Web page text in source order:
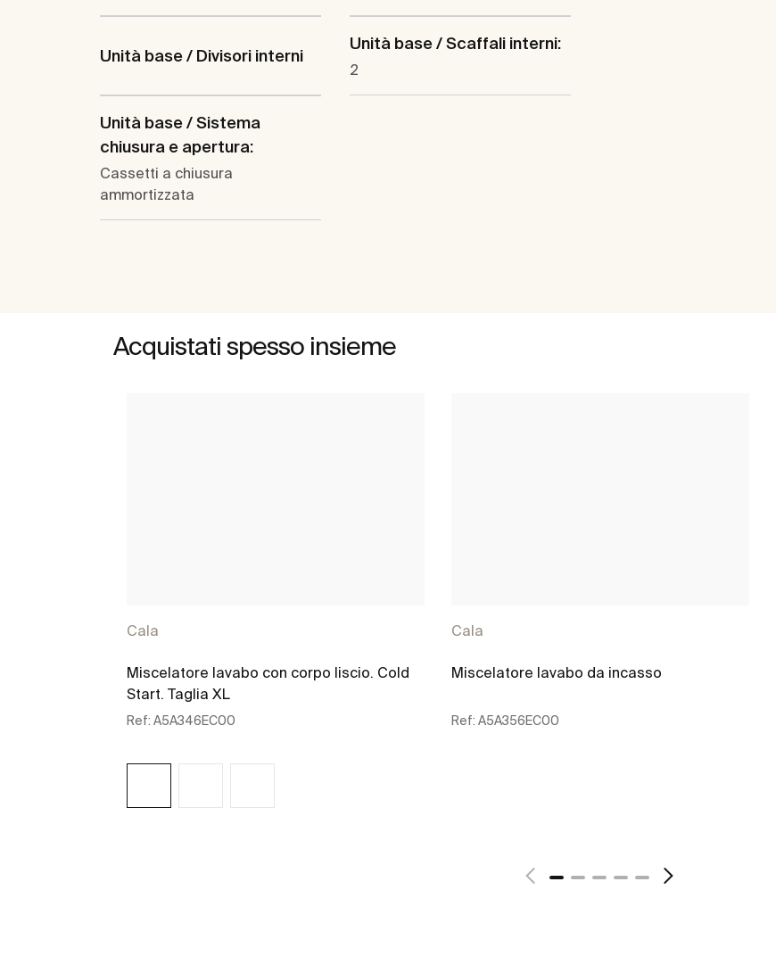
Unità base / Divisori interni
Unità base / Scaffali interni:
2
Unità base / Sistema
chiusura e apertura:
Cassetti a chiusura
ammortizzata
Acquistati spesso insieme
Cala
Miscelatore lavabo con corpo liscio. Cold
Start. Taglia XL
Ref: A5A346EC00
Cala
Miscelatore lavabo da incasso
Ref: A5A356EC00